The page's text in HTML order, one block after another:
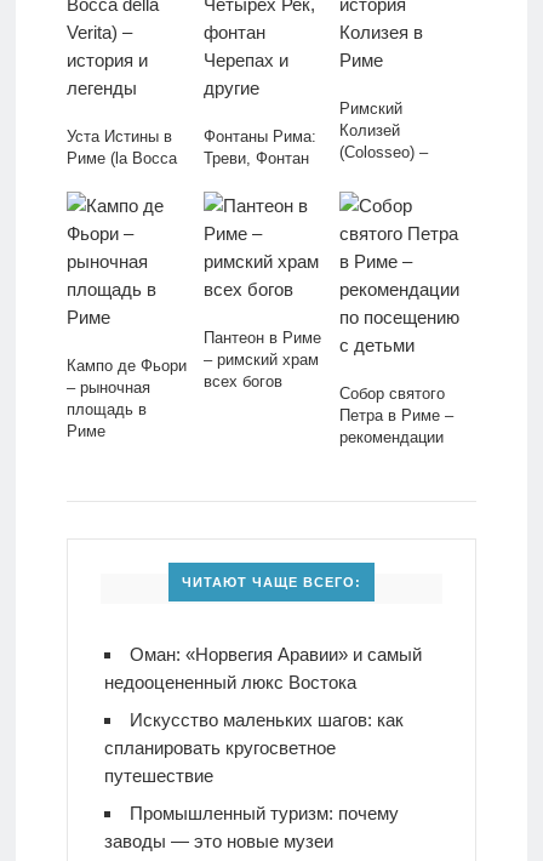
Уста Истины в
Риме (la Bocca
история и
легенды
Фонтаны Рима:
Треви, Фонтан
фонтан Черепах
и другие
Римский
Колизей
(Colosseo) –
Колизея в Риме
Кампо де Фьори
– рыночная
площадь в
Риме
Пантеон в Риме
– римский храм
всех богов
Собор святого
Петра в Риме –
рекомендации
ЧИТАЮТ ЧАЩЕ ВСЕГО:
Оман: «Норвегия Аравии» и самый
недооцененный люкс Востока
Искусство маленьких шагов: как
спланировать кругосветное
путешествие
Промышленный туризм: почему
заводы — это новые музеи